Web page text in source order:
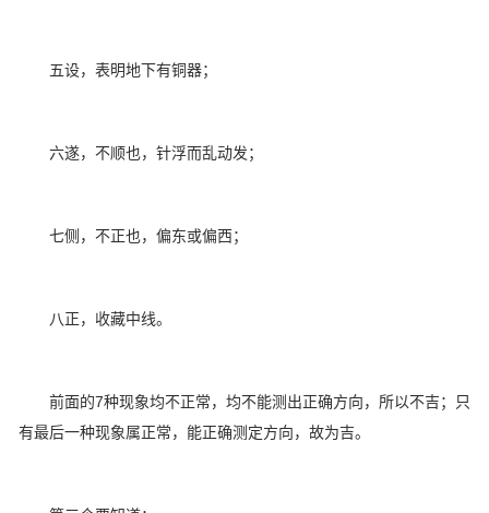
五设，表明地下有铜器；
六遂，不顺也，针浮而乱动发；
七侧，不正也，偏东或偏西；
八正，收藏中线。
前面的7种现象均不正常，均不能测出正确方向，所以不吉；只
有最后一种现象属正常，能正确测定方向，故为吉。